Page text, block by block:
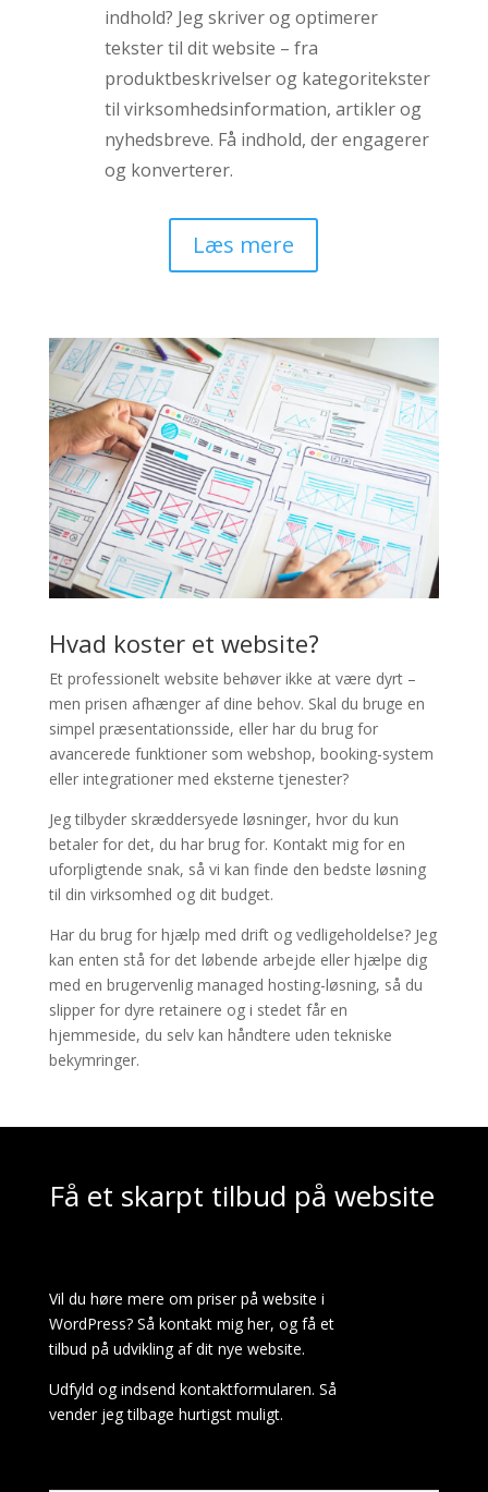
indhold? Jeg skriver og optimerer
tekster til dit website – fra
produktbeskrivelser og kategoritekster
til virksomhedsinformation, artikler og
nyhedsbreve. Få indhold, der engagerer
og konverterer.
Læs mere
Hvad koster et website?
Et professionelt website behøver ikke at være dyrt –
men prisen afhænger af dine behov. Skal du bruge en
simpel præsentationsside, eller har du brug for
avancerede funktioner som webshop, booking-system
eller integrationer med eksterne tjenester?
Jeg tilbyder skræddersyede løsninger, hvor du kun
betaler for det, du har brug for. Kontakt mig for en
uforpligtende snak, så vi kan finde den bedste løsning
til din virksomhed og dit budget.
Har du brug for hjælp med drift og vedligeholdelse? Jeg
kan enten stå for det løbende arbejde eller hjælpe dig
med en brugervenlig managed hosting-løsning, så du
slipper for dyre retainere og i stedet får en
hjemmeside, du selv kan håndtere uden tekniske
bekymringer.
Få et skarpt tilbud på website
Vil du høre mere om priser på website i
WordPress? Så kontakt mig her, og få et
tilbud på udvikling af dit nye website.
Udfyld og indsend kontaktformularen. Så
vender jeg tilbage hurtigst muligt.